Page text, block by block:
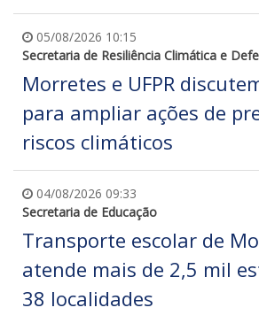
05/08/2026 10:15
Secretaria de Resiliência Climática e
Morretes e UFPR
para ampliar ações de
riscos climáticos
04/08/2026 09:33
Secretaria de Educação
Transporte escolar de
atende mais de 2,5 mil
38 localidades